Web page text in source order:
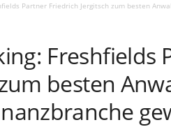
Partner Friedrich Jergitsch zum besten
Freshfields
besten